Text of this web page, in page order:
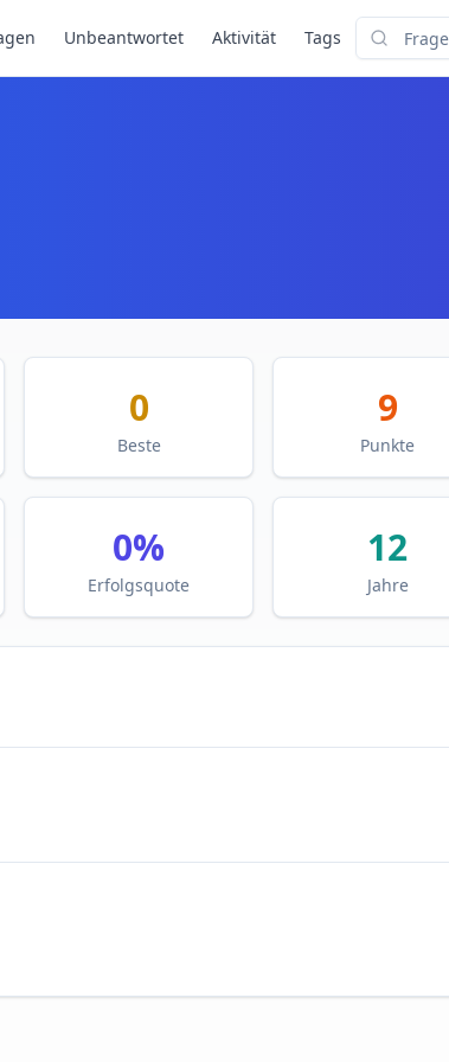
Unbeantwortet Aktivität Tags
Suchen
0
Beste
9
Punkte
0%
Erfolgsquote
12
Jahre